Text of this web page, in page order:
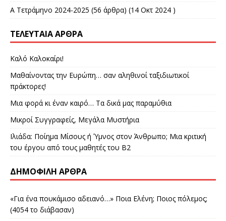
Α Τετράμηνο 2024-2025 (56 άρθρα) (14 Οκτ 2024 )
ΤΕΛΕΥΤΑΊΑ ΆΡΘΡΑ
Καλό Καλοκαίρι!
Μαθαίνοντας την Ευρώπη… σαν αληθινοί ταξιδιωτικοί
πράκτορες!
Μια φορά κι έναν καιρό… Τα δικά μας παραμύθια
Μικροί Συγγραφείς, Μεγάλα Μυστήρια
Ιλιάδα: Ποίημα Μίσους ή Ύμνος στον Άνθρωπο; Μια κριτική
του έργου από τους μαθητές του Β2
ΔΗΜΟΦΙΛΉ ΆΡΘΡΑ
«Για ένα πουκάμισο αδειανό…» Ποια Ελένη; Ποιος πόλεμος;
(4054 το διάβασαν)